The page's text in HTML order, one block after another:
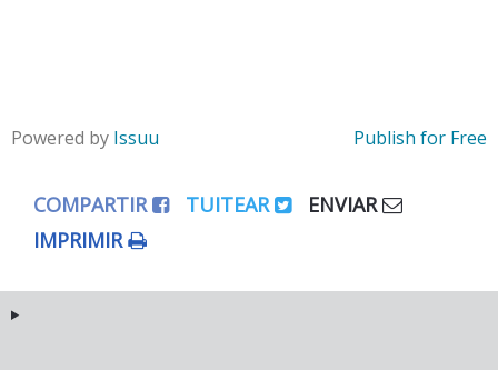
Powered by Issuu Publish for Free
COMPARTIR TUITEAR
ENVIAR
IMPRIMIR